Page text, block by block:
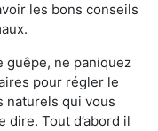
les bons conseils
guêpe, ne paniquez
pour régler le
naturels qui vous
Tout d’abord il